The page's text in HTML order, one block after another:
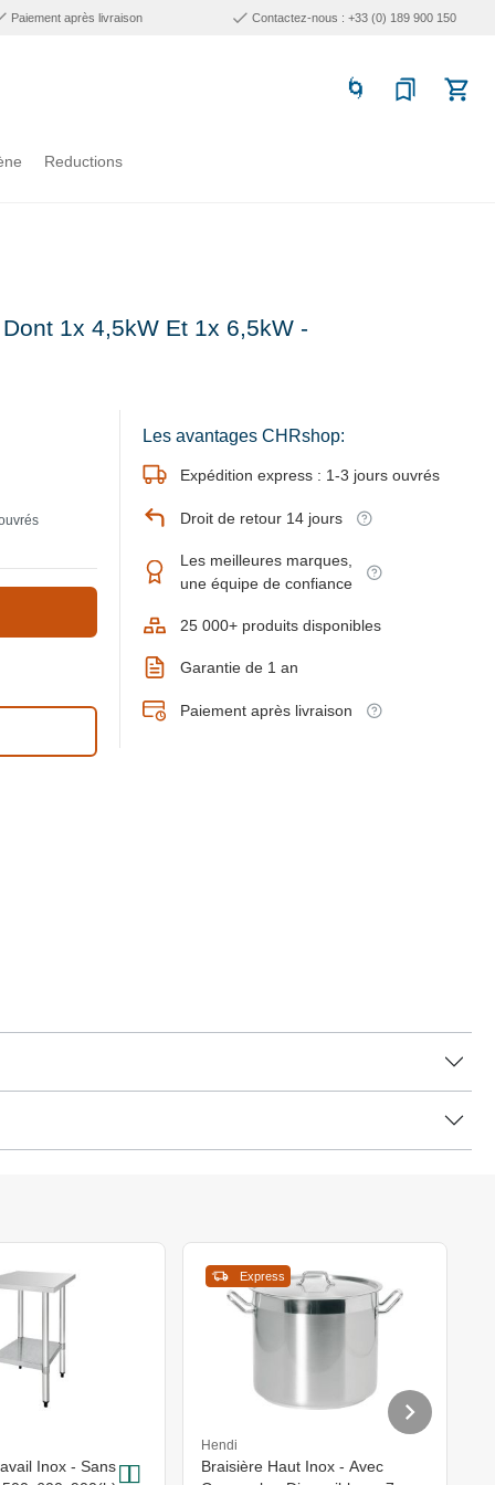
Paiement après livraison Contactez-nous : +33 (0) 189 900 150
Reductions
1x 4,5kW Et 1x 6,5kW -
Les avantages CHRshop:
Expédition express : 1-3 jours ouvrés
Droit de retour 14 jours
Les meilleures marques,
une équipe de confiance
25 000+ produits disponibles
Garantie de 1 an
Paiement après livraison
Inox - Sans
Express
Hendi
Braisière Haut Inox - Avec